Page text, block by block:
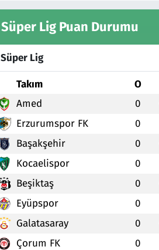
Süper Lig Puan Durumu
Süper Lig
Takım O
Amed 0
Erzurumspor FK 0
Başakşehir 0
Kocaelispor 0
Beşiktaş 0
Eyüpspor 0
Galatasaray 0
Çorum FK 0